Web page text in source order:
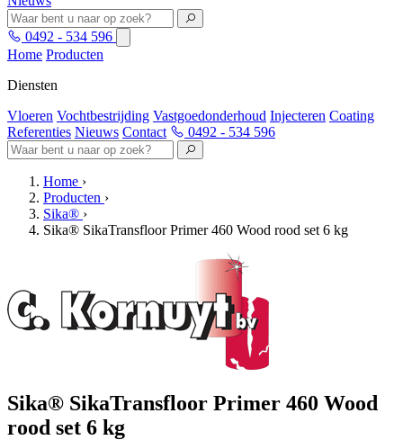
0492 - 534 596
Home Producten
Diensten
Vloeren Vochtbestrijding Vastgoedonderhoud Injecteren Coating
Referenties Nieuws Contact 0492 - 534 596
Home ›
Producten ›
Sika® ›
Sika® SikaTransfloor Primer 460 Wood rood set 6 kg
Sika® SikaTransfloor Primer 460 Wood
rood set 6 kg